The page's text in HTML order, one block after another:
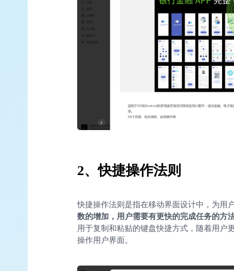
2、快捷操作法则
快捷操作法则是指在移动界面设计中，为用
数的增加，用户需要有更快的完成任务的方法
用于复制和粘贴的键盘快捷方式，随着用户
操作用户界面。